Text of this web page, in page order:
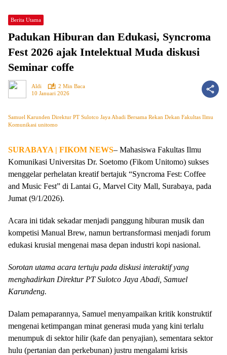
Berita Utama
Padukan Hiburan dan Edukasi, Syncroma
Fest 2026 ajak Intelektual Muda diskusi
Seminar coffe
Aldi
2 Min Baca
10 Januari 2026
Samuel Karunden Direktur PT Sulotco Jaya Abadi Bersama Rekan Dekan Fakultas Ilmu
Komunikasi unitomo
SURABAYA | FIKOM NEWS– Mahasiswa Fakultas Ilmu
Komunikasi Universitas Dr. Soetomo (Fikom Unitomo) sukses
menggelar perhelatan kreatif bertajuk “Syncroma Fest: Coffee
and Music Fest” di Lantai G, Marvel City Mall, Surabaya, pada
Jumat (9/1/2026).
Acara ini tidak sekadar menjadi panggung hiburan musik dan
kompetisi Manual Brew, namun bertransformasi menjadi forum
edukasi krusial mengenai masa depan industri kopi nasional.
Sorotan utama acara tertuju pada diskusi interaktif yang
menghadirkan Direktur PT Sulotco Jaya Abadi, Samuel
Karundeng.
Dalam pemaparannya, Samuel menyampaikan kritik konstruktif
mengenai ketimpangan minat generasi muda yang kini terlalu
menumpuk di sektor hilir (kafe dan penyajian), sementara sektor
hulu (pertanian dan perkebunan) justru mengalami krisis